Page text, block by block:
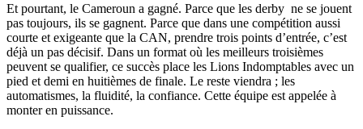
Et pourtant, le Cameroun a gagné. Parce que les derby ne se jouent
pas toujours, ils se gagnent. Parce que dans une compétition aussi
courte et exigeante que la CAN, prendre trois points d’entrée, c’est
déjà un pas décisif. Dans un format où les meilleurs troisièmes
peuvent se qualifier, ce succès place les Lions Indomptables avec un
pied et demi en huitièmes de finale. Le reste viendra ; les
automatismes, la fluidité, la confiance. Cette équipe est appelée à
monter en puissance.